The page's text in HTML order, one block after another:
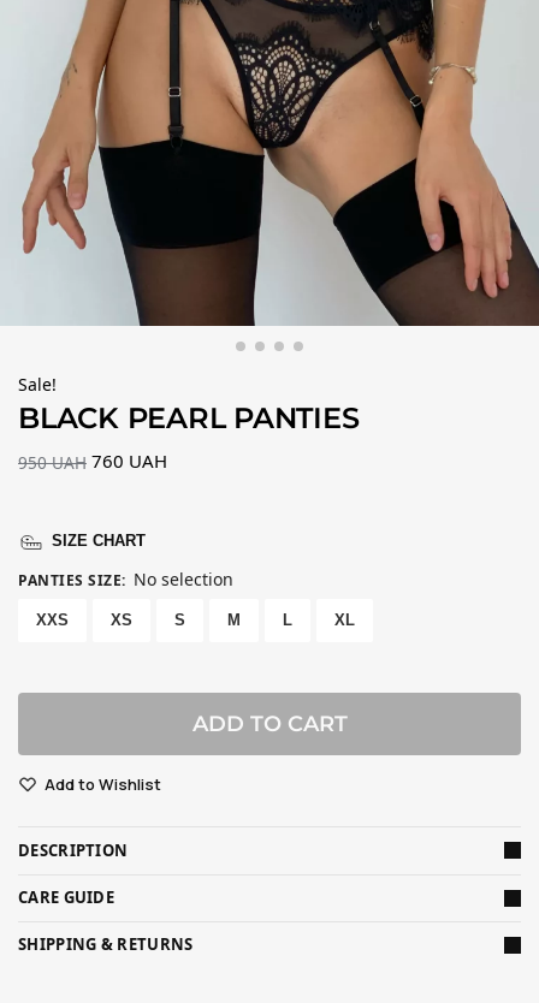
Sale!
BLACK PEARL PANTIES
950UAH 760 UAH
SIZE CHART
PANTIES SIZE: No selection
XXS XS S M L XL
ADD TO CART
Add to Wishlist
DESCRIPTION
CARE GUIDE
SHIPPING & RETURNS